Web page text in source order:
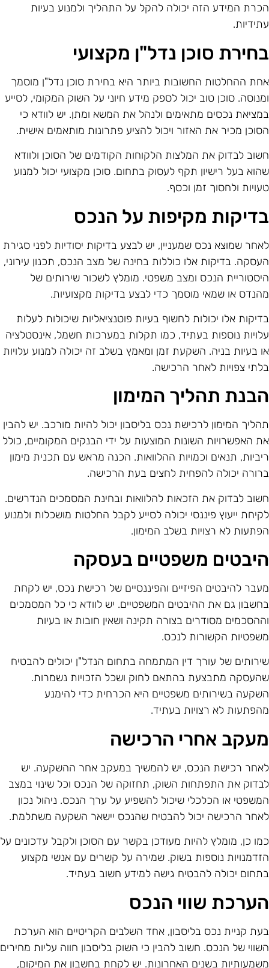
המידע הזה יכולה להקל על התהליך ולמנוע בעיות
סוכן נדל"ן מקצועי
ההחלטות החשובות ביותר היא בחירת סוכן נדל"ן מוסמך
סוכן טוב יכול לספק מידע חיוני על השוק המקומי, לסייע
נכסים מתאימים ולנהל את המשא ומתן. יש לוודא כי
מכיר את האזור ויכול להציע פתרונות מותאמים אישית.
לבדוק את המלצות הלקוחות הקודמים של הסוכן ולוודא
בעל רישיון תקף לעסוק בתחום. סוכן מקצועי יכול למנוע
ולחסוך זמן וכסף.
מקיפות על הנכס
שמוצא נכס שמעניין, יש לבצע בדיקות יסודיות לפני סגירת
בדיקות אלו כוללות בחינה של מצב הנכס, תכנון עירוני,
הנכס ומצב משפטי. מומלץ לשכור שירותים של
או שמאי מוסמך כדי לבצע בדיקות מקצועיות.
אלו יכולות לחשוף בעיות פוטנציאליות שיכולות לעלות
נוספות בעתיד, כמו תקלות במערכות חשמל, אינסטלציה
בעיות בניה. השקעת זמן ומאמץ בשלב זה יכולה למנוע עלויות
צפויות לאחר הרכישה.
תהליך המימון
המימון לרכישת נכס בליסבון יכול להיות מורכב. יש להבין
האפשרויות השונות המוצעות על ידי הבנקים המקומיים, כולל
תנאים וכמויות ההלוואות. הכנה מראש עם תכנית מימון
יכולה להפחית לחצים בעת הרכישה.
לבדוק את הזכאות להלוואות ובחינת המסמכים הנדרשים.
ייעוץ פיננסי יכולה לסייע לקבל החלטות מושכלות ולמנוע
לא רצויות בשלב המימון.
משפטיים בעסקה
להיבטים הפיזיים והפיננסיים של רכישת נכס, יש לקחת
גם את ההיבטים המשפטיים. יש לוודא כי כל המסמכים
מסודרים בצורה תקינה ושאין חובות או בעיות
הקשורות לנכס.
של עורך דין המתמחה בתחום הנדל"ן יכולים להבטיח
מתבצעת בהתאם לחוק ושכל הזכויות נשמרות.
בשירותים משפטיים היא הכרחית כדי להימנע
לא רצויות בעתיד.
אחרי הרכישה
רכישת הנכס, יש להמשיך במעקב אחר ההשקעה. יש
את התפתחות השוק, תחזוקה של הנכס וכל שינוי במצב
או הכלכלי שיכול להשפיע על ערך הנכס. ניהול נכון
הרכישה יכול להבטיח שהנכס יישאר השקעה משתלמת.
כן, מומלץ להיות מעודכן בקשר עם הסוכן ולקבל עדכונים על
נוספות בשוק. שמירה על קשרים עם אנשי מקצוע
יכולה להבטיח גישה למידע חשוב בעתיד.
שווי הנכס
קניית נכס בליסבון, אחד השלבים הקריטיים הוא הערכת
של הנכס. חשוב להבין כי השוק בליסבון חווה עליות מחירים
בשנים האחרונות. יש לקחת בחשבון את המיקום,